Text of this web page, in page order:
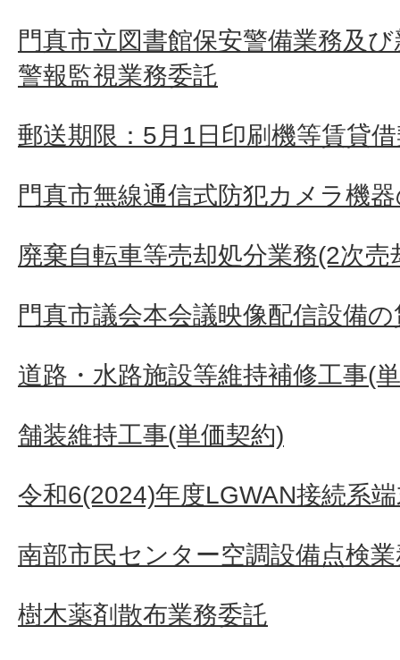
門真市立図書館保安警備業務及
警報監視業務委託
郵送期限：5月1日印刷機等賃貸
門真市無線通信式防犯カメラ機
廃棄自転車等売却処分業務(2次売
門真市議会本会議映像配信設備
道路・水路施設等維持補修工事(
舗装維持工事(単価契約)
令和6(2024)年度LGWAN接続系
南部市民センター空調設備点検
樹木薬剤散布業務委託